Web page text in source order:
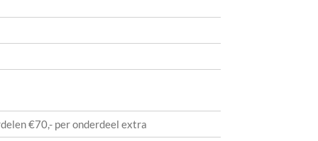
€70,- per onderdeel extra